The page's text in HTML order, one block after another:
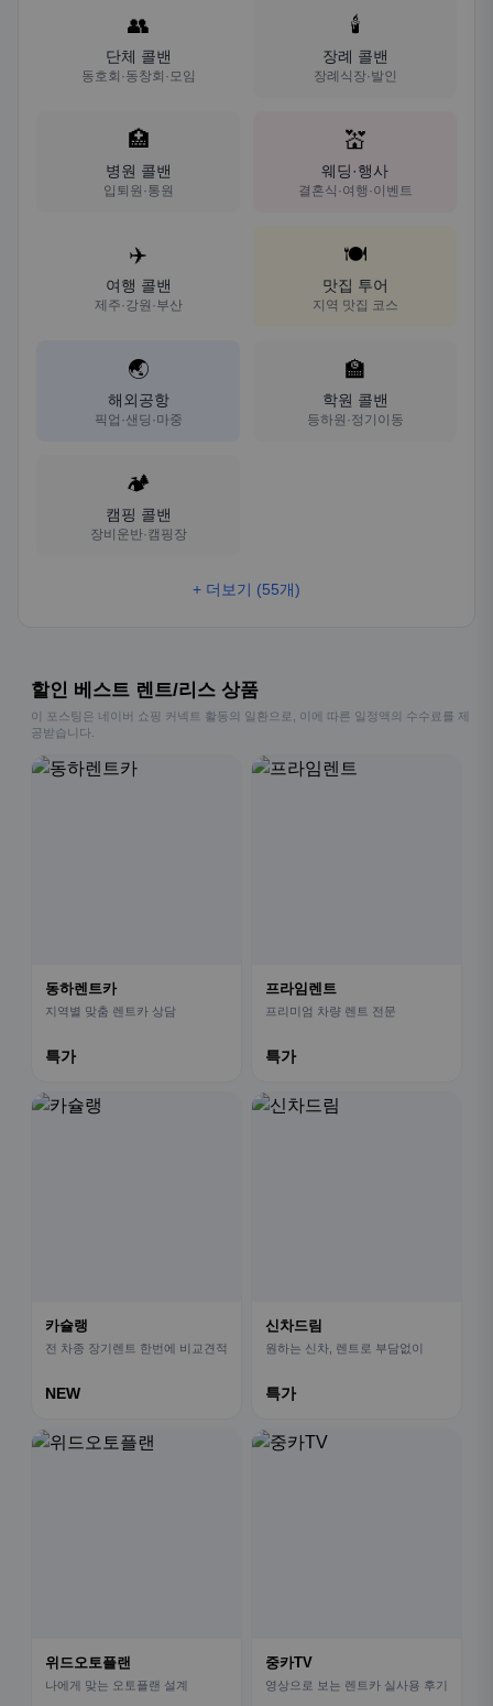
👥
단체 콜밴
동호회·동창회·모임
🕯️
장례 콜밴
장례식장·발인
🏥
병원 콜밴
입퇴원·통원
💒
웨딩·행사
결혼식·여행·이벤트
✈️
여행 콜밴
제주·강원·부산
🍽️
맛집 투어
지역 맛집 코스
🌏
해외공항
픽업·샌딩·마중
🏫
학원 콜밴
등하원·정기이동
🏕️
캠핑 콜밴
장비운반·캠핑장
+ 더보기 (55개)
할인 베스트 렌트/리스 상품
이 포스팅은 네이버 쇼핑 커넥트 활동의 일환으로, 이에 따른 일정액의 수수료를 제
공받습니다.
동하렌트카
지역별 맞춤 렌트카 상담
특가
프라임렌트
프리미엄 차량 렌트 전문
특가
카슐랭
전 차종 장기렌트 한번에 비교견적
NEW
신차드림
원하는 신차, 렌트로 부담없이
특가
위드오토플랜
나에게 맞는 오토플랜 설계
중카TV
영상으로 보는 렌트카 실사용 후기